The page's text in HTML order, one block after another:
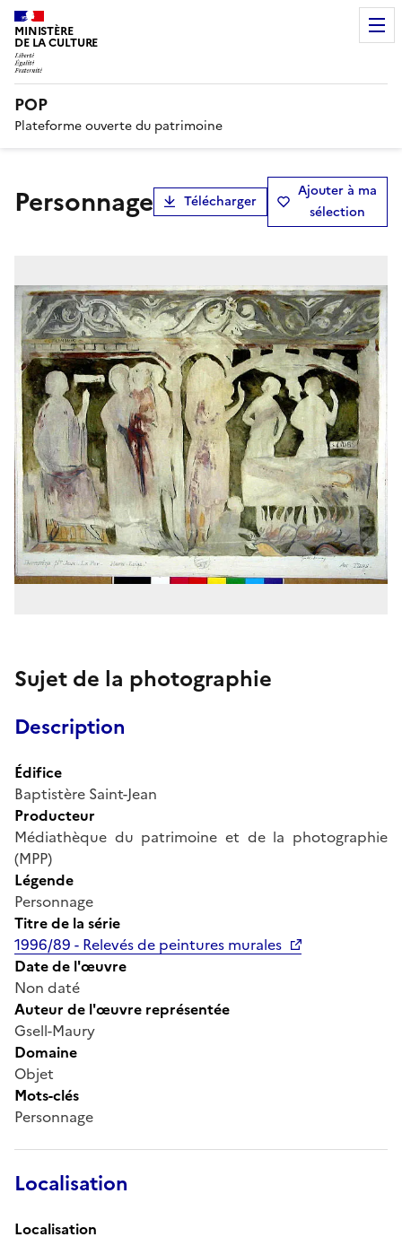
MINISTÈRE
DE LA CULTURE
POP
Plateforme ouverte du patrimoine
Personnage Télécharger
Ajouter à ma
sélection
Sujet de la photographie
Description
Édifice
Baptistère Saint-Jean
Producteur
Médiathèque du patrimoine et de la photographie
(MPP)
Légende
Personnage
Titre de la série
1996/89 - Relevés de peintures murales
Date de l'œuvre
Non daté
Auteur de l'œuvre représentée
Gsell-Maury
Domaine
Objet
Mots-clés
Personnage
Localisation
Localisation